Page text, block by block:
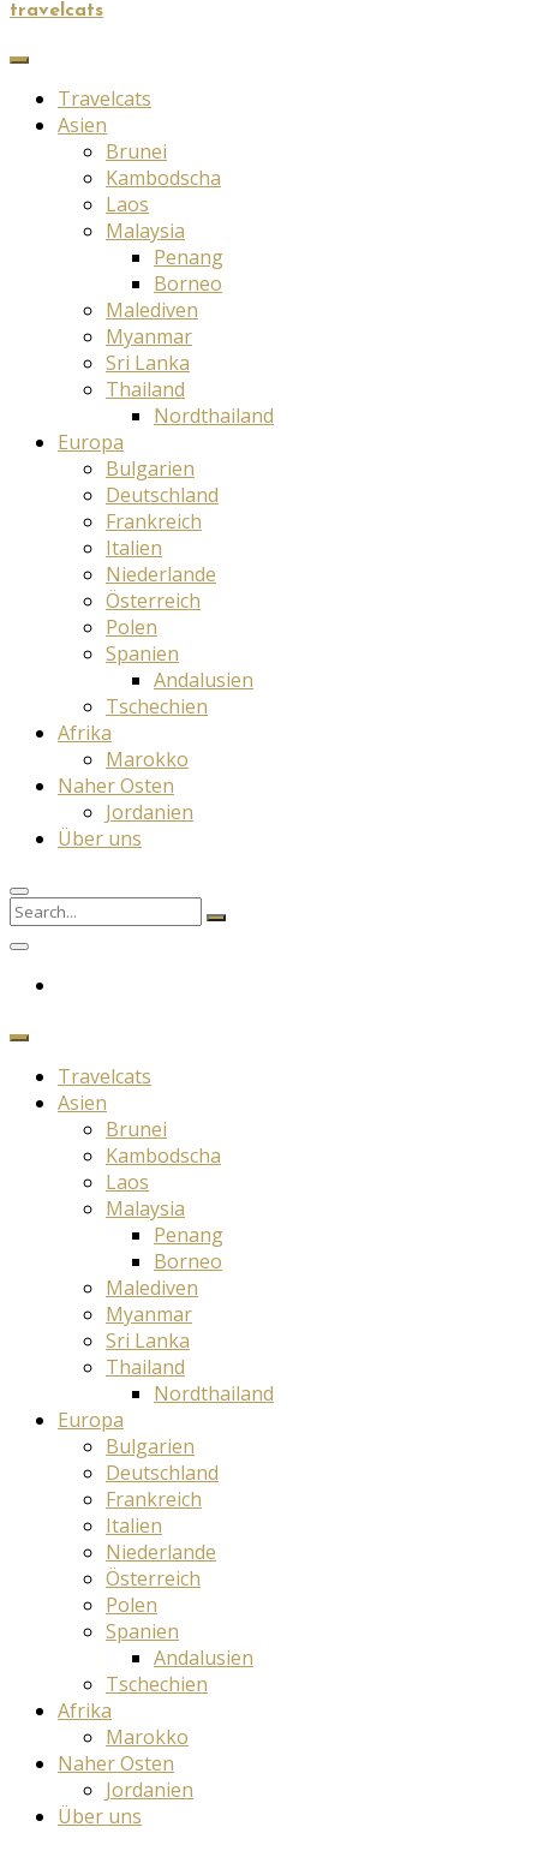
travelcats
Travelcats
Asien
Brunei
Kambodscha
Laos
Malaysia
Penang
Borneo
Malediven
Myanmar
Sri Lanka
Thailand
Nordthailand
Europa
Bulgarien
Deutschland
Frankreich
Italien
Niederlande
Österreich
Polen
Spanien
Andalusien
Tschechien
Afrika
Marokko
Naher Osten
Jordanien
Über uns
Search
Search
Travelcats
Asien
Brunei
Kambodscha
Laos
Malaysia
Penang
Borneo
Malediven
Myanmar
Sri Lanka
Thailand
Nordthailand
Europa
Bulgarien
Deutschland
Frankreich
Italien
Niederlande
Österreich
Polen
Spanien
Andalusien
Tschechien
Afrika
Marokko
Naher Osten
Jordanien
Über uns